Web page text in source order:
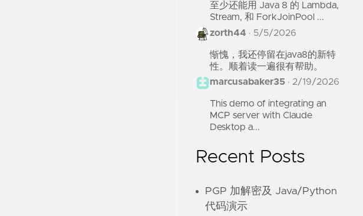
至少还能用 Java 8 的 Lambda,
Stream, 和 ForkJoinPool ...
zorth44 · 5/5/2026
惭愧，我还停留在java8的新特
性。顺着读一遍很有帮助。
marcusabaker35 · 2/19/2026
This demo of integrating an
MCP server with Claude
Desktop a...
Recent Posts
PGP 加解密及 Java/Python
代码演示